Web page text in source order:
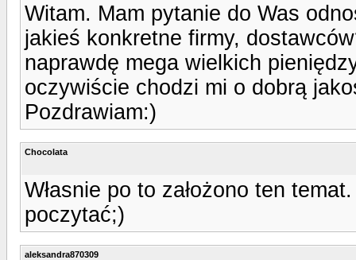
Witam. Mam pytanie do Was
jakieś konkretne firmy,
naprawdę mega wielkich
oczywiście chodzi mi o dobrą
Pozdrawiam:)
Chocolata
Własnie po to założono ten
poczytać;)
aleksandra870309